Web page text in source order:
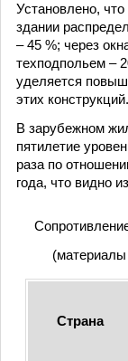
Установлено,
здании
– 45 %; через
техподпольем –
уделяется
этих конструкций.
В зарубежном
пятилетие
раза по
года, что видно
(материалы
Страна